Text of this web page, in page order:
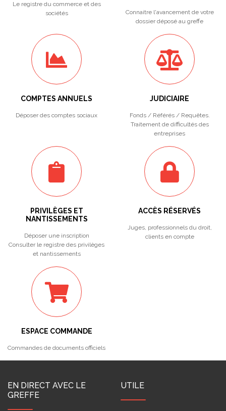
Le registre du commerce et des
sociétés
Connaitre l'avancement de votre
dossier déposé au greffe
COMPTES ANNUELS
Déposer des comptes sociaux
JUDICIAIRE
Fonds / Référés / Requêtes.
Traitement de difficultés des
entreprises
PRIVILÈGES ET
NANTISSEMENTS
Déposer une inscription
Consulter le registre des privilèges
et nantissements
ACCÈS RÉSERVÉS
Juges, professionnels du droit,
clients en compte
ESPACE COMMANDE
Commandes de documents officiels
EN DIRECT AVEC LE
GREFFE
UTILE